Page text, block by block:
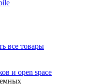
все товары
и open space